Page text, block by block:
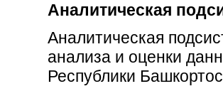
Аналитическая
Аналитическая
анализа и оценки
Республики